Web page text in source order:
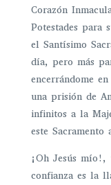
Corazón
Potestades para
el Santísimo
día, pero más
encerrándome
una prisión de
infinitos a la
este Sacramento
¡Oh Jesús
confianza es la